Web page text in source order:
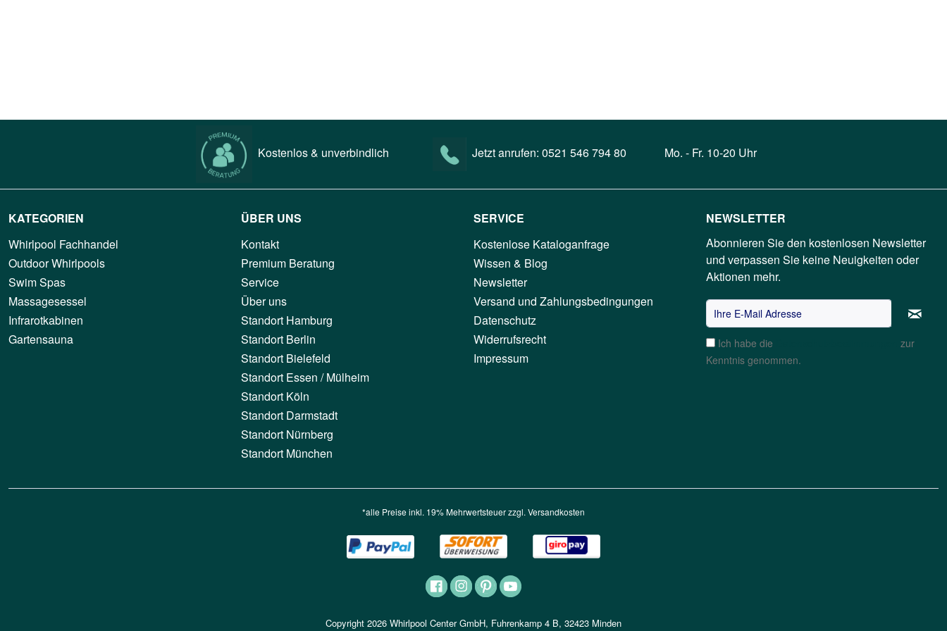
Kostenlos & unverbindlich Jetzt anrufen: 0521 546 794 80 Mo. - Fr. 10-20 Uhr
KATEGORIEN
Whirlpool Fachhandel
Outdoor Whirlpools
Swim Spas
Massagesessel
Infrarotkabinen
Gartensauna
ÜBER UNS
Kontakt
Premium Beratung
Service
Über uns
Standort Hamburg
Standort Berlin
Standort Bielefeld
Standort Essen / Mülheim
Standort Köln
Standort Darmstadt
Standort Nürnberg
Standort München
SERVICE
Kostenlose Kataloganfrage
Wissen & Blog
Newsletter
Versand und Zahlungsbedingungen
Datenschutz
Widerrufsrecht
Impressum
NEWSLETTER
Abonnieren Sie den kostenlosen Newsletter
und verpassen Sie keine Neuigkeiten oder
Aktionen mehr.
Ich habe die
zur
Kenntnis genommen.
*alle Preise inkl. 19% Mehrwertsteuer zzgl. Versandkosten
Copyright 2026 Whirlpool Center GmbH, Fuhrenkamp 4 B, 32423 Minden